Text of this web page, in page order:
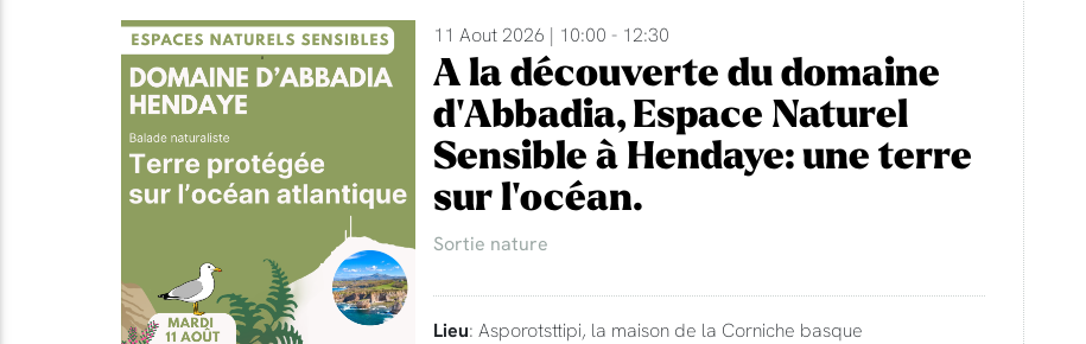
11 Aout 2026 | 10:00 - 12:30
A la découverte du domaine
d'Abbadia, Espace Naturel
Sensible à Hendaye: une terre
sur l'océan.
Sortie nature
Lieu: Asporotsttipi, la maison de la Corniche basque